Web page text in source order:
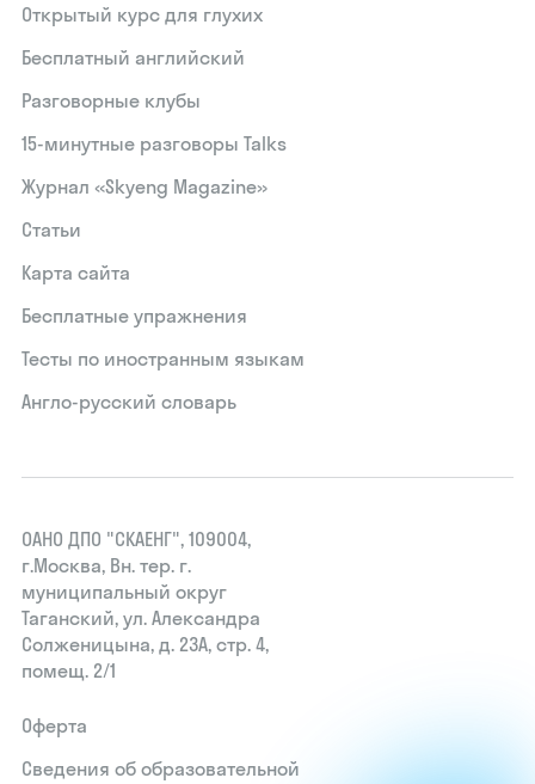
Открытый курс для глухих
Бесплатный английский
Разговорные клубы
15‑минутные разговоры Talks
Журнал «Skyeng Magazine»
Статьи
Карта сайта
Бесплатные упражнения
Тесты по иностранным языкам
Англо-русский словарь
ОАНО ДПО "СКАЕНГ", 109004,
г.Москва, Вн. тер. г.
муниципальный округ
Таганский, ул. Александра
Солженицына, д. 23А, стр. 4,
помещ. 2/1
Оферта
Сведения об образовательной